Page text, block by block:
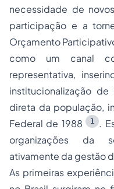
necessidade de
participação e a
Orçamento
como um canal
representativa,
institucionalização
direta da população,
Federal de 1988
1
.
organizações da
ativamente da gestão
As primeiras